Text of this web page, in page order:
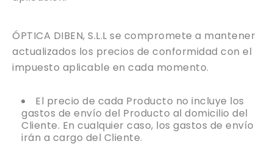
ÓPTICA DIBEN, S.L.L se compromete a mantener
actualizados los precios de conformidad con el
impuesto aplicable en cada momento.
El precio de cada Producto no incluye los
gastos de envío del Producto al domicilio del
Cliente. En cualquier caso, los gastos de envío
irán a cargo del Cliente.